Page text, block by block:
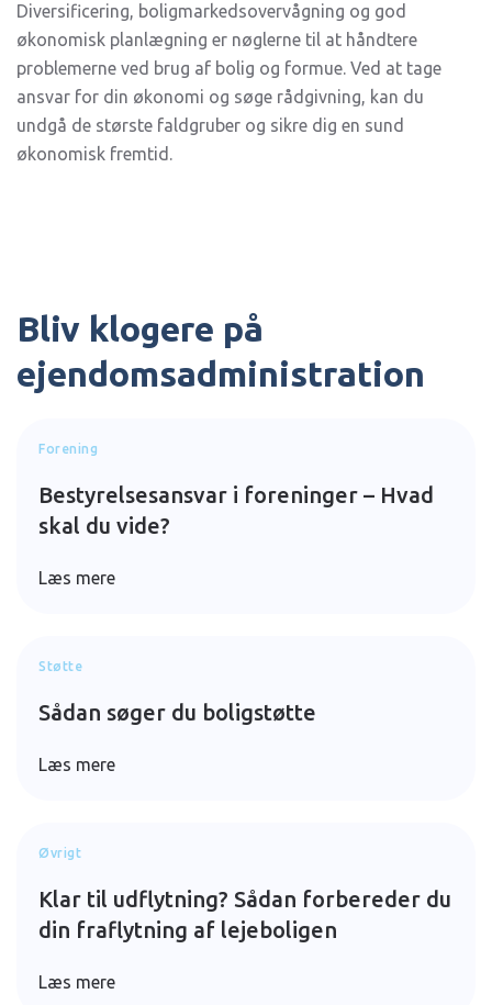
Diversificering, boligmarkedsovervågning og god
økonomisk planlægning er nøglerne til at håndtere
problemerne ved brug af bolig og formue. Ved at tage
ansvar for din økonomi og søge rådgivning, kan du
undgå de største faldgruber og sikre dig en sund
økonomisk fremtid.
Bliv klogere på
ejendomsadministration
Forening
Bestyrelsesansvar i foreninger – Hvad
skal du vide?
Læs mere
Støtte
Sådan søger du boligstøtte
Læs mere
Øvrigt
Klar til udflytning? Sådan forbereder du
din fraflytning af lejeboligen
Læs mere